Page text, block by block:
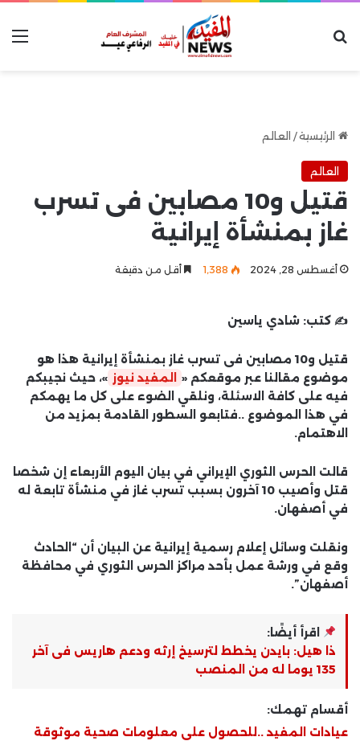
الرئيسية/ العالم
العالم
قتيل و10 مصابين فى تسرب
غاز بمنشأة إيرانية
أغسطس 28, 2024 1٬388 أقل من دقيقة
✍️ كتب: شادي ياسين
قتيل و10 مصابين فى تسرب غاز بمنشأة إيرانية هذا هو
موضوع مقالنا عبر موقعكم «
المفيد نيوز »، حيث نجيبكم
فيه على كافة الاسئلة، ونلقي الضوء على كل ما يهمكم
في هذا الموضوع ..فتابعو السطور القادمة بمزيد من
الاهتمام.
قالت الحرس الثوري الإيراني في بيان اليوم الأربعاء إن شخصا
قتل وأصيب 10 آخرون بسبب تسرب غاز في منشأة تابعة له
في أصفهان.
ونقلت وسائل إعلام رسمية إيرانية عن البيان أن “الحادث
وقع في ورشة عمل بأحد مراكز الحرس الثوري في محافظة
أصفهان”.
اقرأ أيضًا:
ذا هيل: بايدن يخطط لترسيخ إرثه ودعم هاريس فى آخر
135 يوما له من المنصب
أقسام تهمك:
عيادات المفيد ..للحصول على معلومات صحية موثوقة